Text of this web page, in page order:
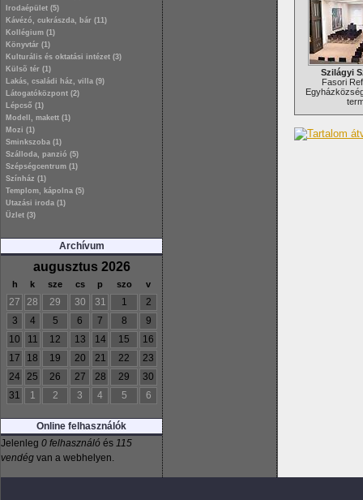
Irodaépület (5)
Kávézó, cukrászda, bár (11)
Kollégium (1)
Könyvtár (1)
Kulturális és oktatási intézet (3)
Külsõ tér (1)
Lakás, családi ház, villa (9)
Látogatóközpont (2)
Lépcső (1)
Modell, makett (1)
Mozi (1)
Sminkszoba (1)
Szálloda, panzió (5)
Szépségcentrum (1)
Színház (1)
Templom, kápolna (5)
Utazási iroda (1)
Üzlet (3)
Archívum
augusztus 2026
h k sze cs p szo v
27 28 29 30 31 1
2
3
4 5 6 7 8
9
10
11 12 13 14 15
16
17
18 19 20 21 22
23
24
25 26 27 28 29
30
31
1 2 3 4 5 6
Online felhasználók
Jelenleg 0 felhasználó és 115
vendég van a webhelyen.
Szilágyi
Fasori